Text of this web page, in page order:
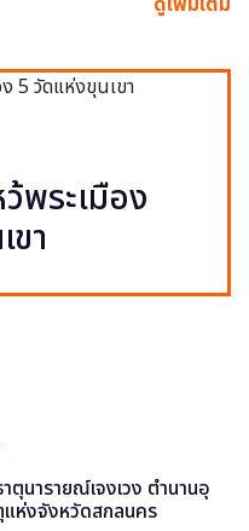
พระเมือง
า
ตุนารายณ์เจงเวง ตำนานอุ
แห่งจังหวัดสกลนคร